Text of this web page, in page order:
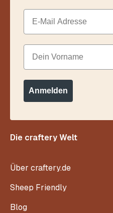
Die craftery Welt
Über craftery.de
Sheep Friendly
Blog
Email
Dein Vorname
Anmelden